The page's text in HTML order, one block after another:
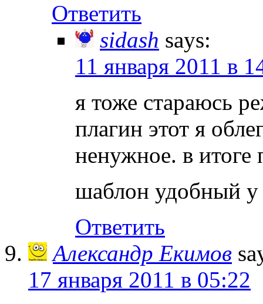
Ответить
sidash says:
11 января 2011 в
я тоже стараюсь
плагин этот я
ненужное. в итоге
шаблон удобный у
Ответить
Александр Екимов
17 января 2011 в 05:22